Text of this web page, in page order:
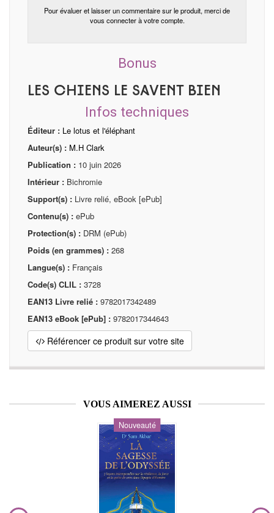
Pour évaluer et laisser un commentaire sur le produit, merci de
vous connecter à votre compte.
Bonus
Les chiens le savent bien
Infos techniques
Éditeur : Le lotus et l'éléphant
Auteur(s) : M.H Clark
Publication : 10 juin 2026
Intérieur : Bichromie
Support(s) : Livre relié, eBook [ePub]
Contenu(s) : ePub
Protection(s) : DRM (ePub)
Poids (en grammes) : 268
Langue(s) : Français
Code(s) CLIL : 3728
EAN13 Livre relié : 9782017342489
EAN13 eBook [ePub] : 9782017344643
Référencer ce produit sur votre site
VOUS AIMEREZ AUSSI
Nouveauté